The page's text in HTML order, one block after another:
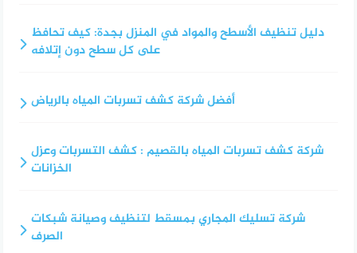
دليل تنظيف الأسطح والمواد في المنزل بجدة: كيف تحافظ
على كل سطح دون إتلافه
أفضل شركة كشف تسربات المياه بالرياض
شركة كشف تسربات المياه بالقصيم : كشف التسربات وعزل
الخزانات
شركة تسليك المجاري بمسقط لتنظيف وصيانة شبكات
الصرف